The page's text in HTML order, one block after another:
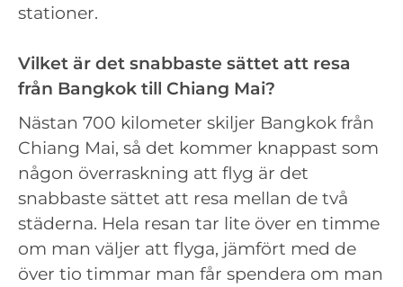
stationer.
Vilket är det snabbaste sättet att resa
från Bangkok till Chiang Mai?
Nästan 700 kilometer skiljer Bangkok från
Chiang Mai, så det kommer knappast som
någon överraskning att flyg är det
snabbaste sättet att resa mellan de två
städerna. Hela resan tar lite över en timme
om man väljer att flyga, jämfört med de
över tio timmar man får spendera om man